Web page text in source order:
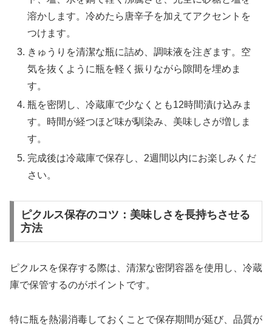
溶かします。冷めたら唐辛子を加えてアクセントを
つけます。
きゅうりを清潔な瓶に詰め、調味液を注ぎます。空
気を抜くように瓶を軽く振りながら隙間を埋めま
す。
瓶を密閉し、冷蔵庫で少なくとも12時間漬け込みま
す。時間が経つほど味が馴染み、美味しさが増しま
す。
完成後は冷蔵庫で保存し、2週間以内にお楽しみくだ
さい。
ピクルス保存のコツ：美味しさを長持ちさせる
方法
ピクルスを保存する際は、清潔な密閉容器を使用し、冷蔵
庫で保管するのがポイントです。
特に瓶を熱湯消毒しておくことで保存期間が延び、品質が